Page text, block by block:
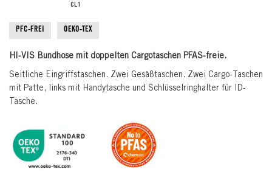
CL.1
PFC-FREI OEKO-TEX
HI-VIS Bundhose mit doppelten Cargotaschen PFAS-freie.
Seitliche Eingriffstaschen. Zwei Gesäßtaschen. Zwei Cargo-Taschen
mit Patte, links mit Handytasche und Schlüsselringhalter für ID-
Tasche.